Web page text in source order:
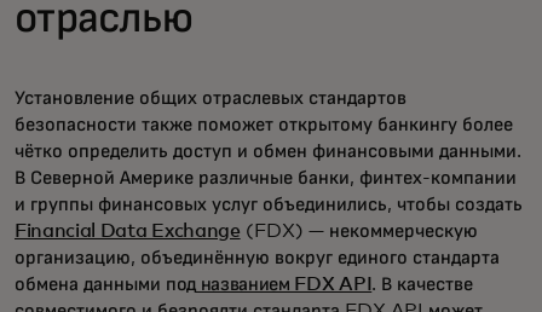
отраслью
Установление общих отраслевых стандартов
безопасности также поможет открытому банкингу более
чётко определить доступ и обмен финансовыми данными.
В Северной Америке различные банки, финтех-компании
и группы финансовых услуг объединились, чтобы создать
Financial Data Exchange (FDX) — некоммерческую
организацию, объединённую вокруг единого стандарта
обмена данными под названием FDX API . В качестве